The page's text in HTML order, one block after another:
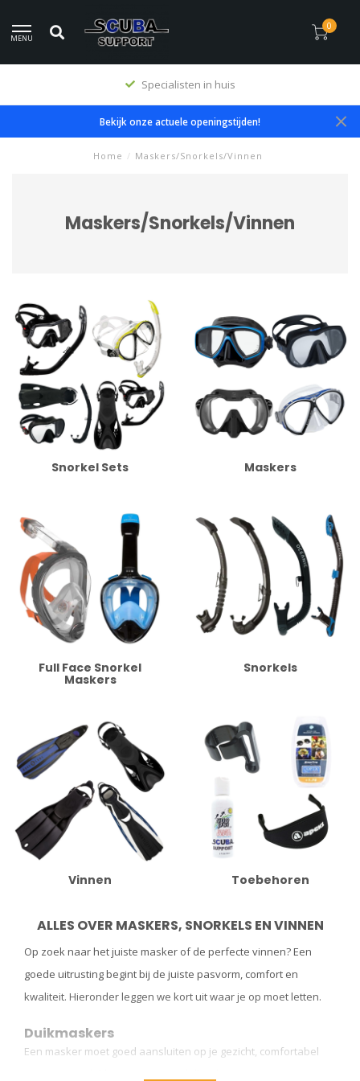
MENU
0
Specialisten in huis
Bekijk onze actuele openingstijden!
Home / Maskers/Snorkels/Vinnen
Maskers/Snorkels/Vinnen
Snorkel Sets Maskers
Full Face Snorkel
Maskers
Snorkels
Vinnen Toebehoren
ALLES OVER MASKERS, SNORKELS EN VINNEN
Op zoek naar het juiste masker of de perfecte vinnen? Een
goede uitrusting begint bij de juiste pasvorm, comfort en
kwaliteit. Hieronder leggen we kort uit waar je op moet letten.
Duikmaskers
Een masker moet goed aansluiten op je gezicht, comfortabel